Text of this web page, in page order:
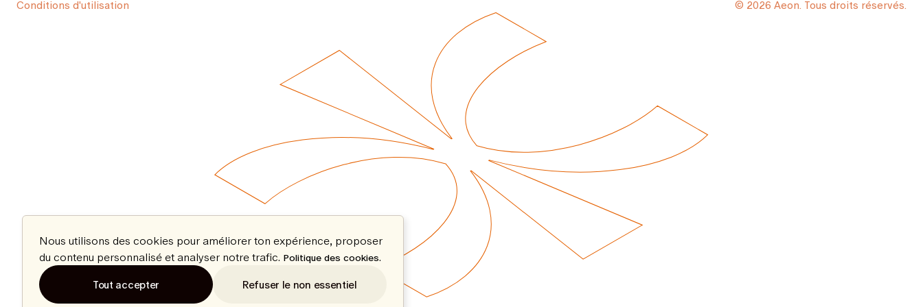
Conditions d'utilisation © 2026 Aeon. Tous droits réservés.
Nous utilisons des cookies pour améliorer ton expérience, proposer
du contenu personnalisé et analyser notre trafic. Politique des cookies.
Tout accepter Refuser le non essentiel